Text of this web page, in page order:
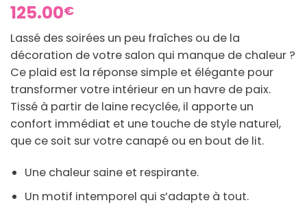
125.00€
Lassé des soirées un peu fraîches ou de la
décoration de votre salon qui manque de chaleur ?
Ce plaid est la réponse simple et élégante pour
transformer votre intérieur en un havre de paix.
Tissé à partir de laine recyclée, il apporte un
confort immédiat et une touche de style naturel,
que ce soit sur votre canapé ou en bout de lit.
Une chaleur saine et respirante.
Un motif intemporel qui s’adapte à tout.